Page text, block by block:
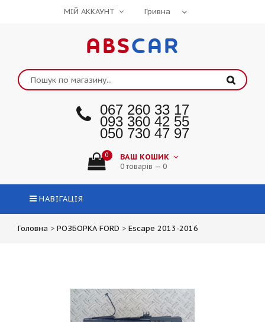
МІЙ АККАУНТ
ABSCAR
067 260 33 17
093 360 42 55
050 730 47 97
0 ВАШ КОШИК
0 товарів — 0
НАВІГАЦІЯ
Головна > РОЗБОРКА FORD > Escape 2013-2016